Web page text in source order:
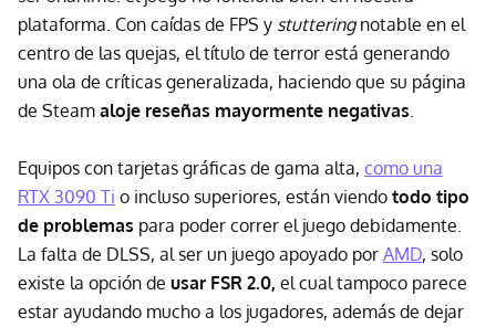
plataforma. Con caídas de FPS y stutteringnotable en el
centro de las quejas, el título de terror está generando
una ola de críticas generalizada, haciendo que su página
de Steam aloje reseñas mayormente negativas
Equipos con tarjetas gráficas de gama alta, como una
RTX 3090 Ti o incluso superiores, están viendo todo tipo
de problemas para poder correr el juego debidamente.
La falta de DLSS, al ser un juego apoyado por AMD, solo
existe la opción de usar FSR 2.0, el cual tampoco parece
estar ayudando mucho a los jugadores, además de dejar